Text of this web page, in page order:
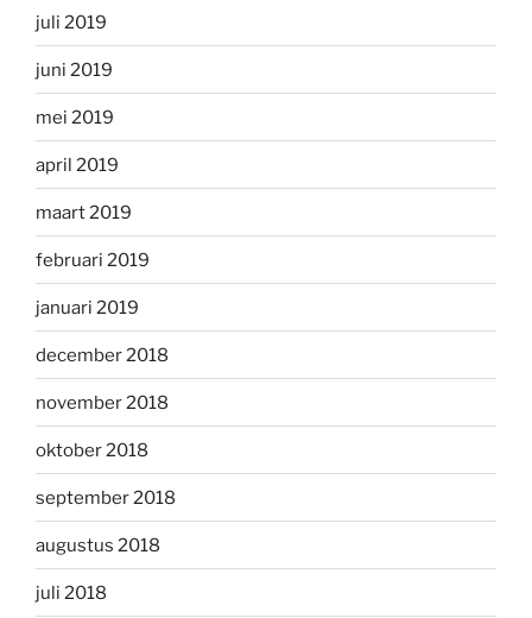
juli 2019
juni 2019
mei 2019
april 2019
maart 2019
februari 2019
januari 2019
december 2018
november 2018
oktober 2018
september 2018
augustus 2018
juli 2018